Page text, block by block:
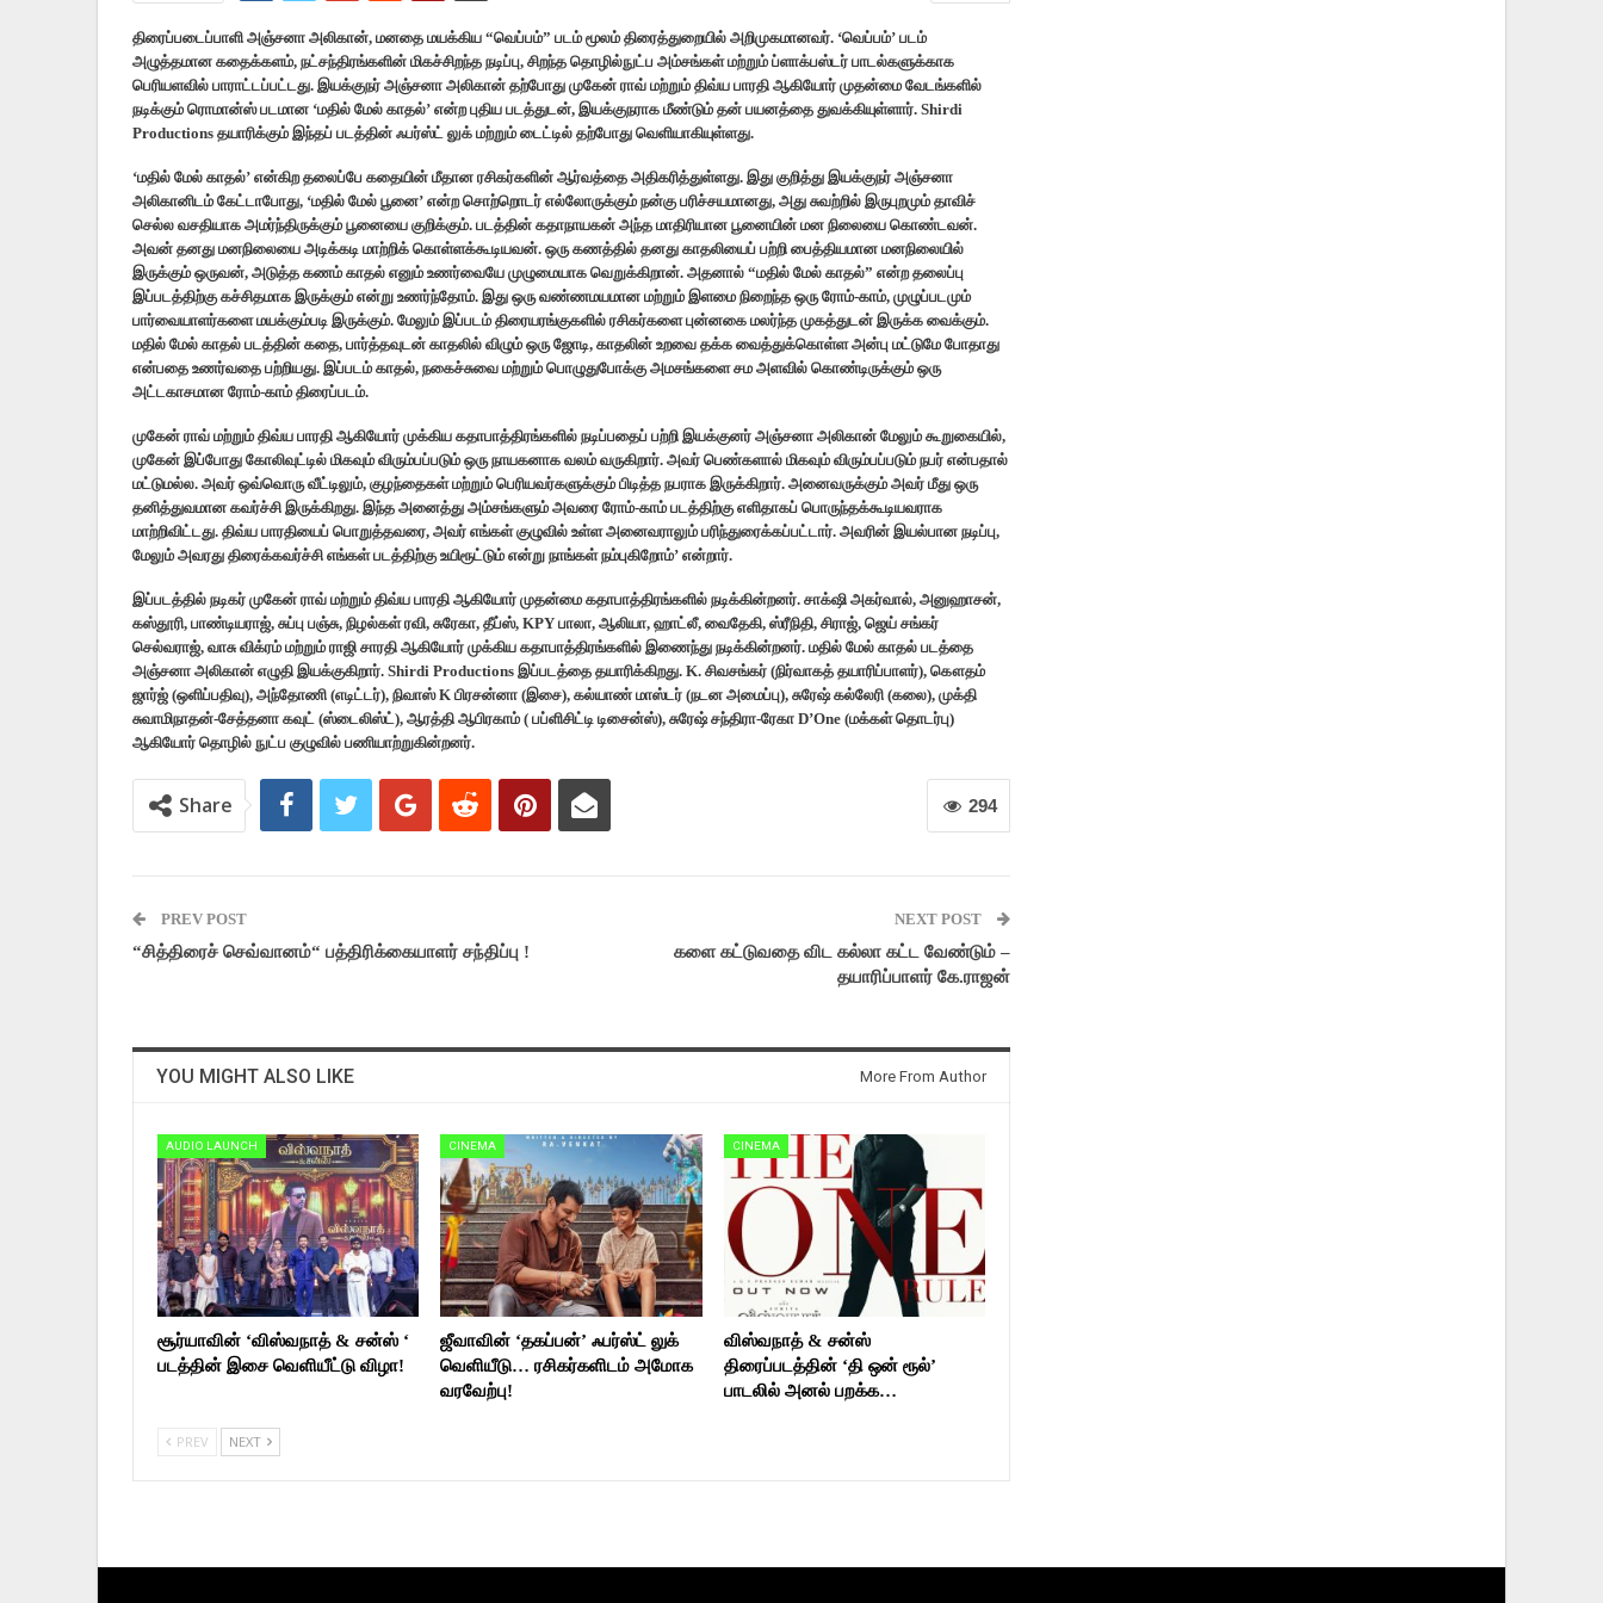
திரைப்படைப்பாளி அஞ்சனா அலிகான், மனதை மயக்கிய “வெப்பம்” படம் மூலம் திரைத்துறையில் அறிமுகமானவர். ‘வெப்பம்’ படம்
அழுத்தமான கதைக்களம், நட்சந்திரங்களின் மிகச்சிறந்த நடிப்பு, சிறந்த தொழில்நுட்ப அம்சங்கள் மற்றும் ப்ளாக்பஸ்டர் பாடல்களுக்காக
பெரியளவில் பாராட்டப்பட்டது. இயக்குநர் அஞ்சனா அலிகான் தற்போது முகேன் ராவ் மற்றும் திவ்ய பாரதி ஆகியோர் முதன்மை வேடங்களில்
நடிக்கும் ரொமான்ஸ் படமான ‘மதில் மேல் காதல்’ என்ற புதிய படத்துடன், இயக்குநராக மீண்டும் தன் பயனத்தை துவக்கியுள்ளார். Shirdi
Productions தயாரிக்கும் இந்தப் படத்தின் ஃபர்ஸ்ட் லுக் மற்றும் டைட்டில் தற்போது வெளியாகியுள்ளது.
‘மதில் மேல் காதல்’ என்கிற தலைப்பே கதையின் மீதான ரசிகர்களின் ஆர்வத்தை அதிகரித்துள்ளது. இது குறித்து இயக்குநர் அஞ்சனா
அலிகானிடம் கேட்டாபோது, ‘மதில் மேல் பூனை’ என்ற சொற்றொடர் எல்லோருக்கும் நன்கு பரிச்சயமானது, அது சுவற்றில் இருபுறமும் தாவிச்
செல்ல வசதியாக அமர்ந்திருக்கும் பூனையை குறிக்கும். படத்தின் கதாநாயகன் அந்த மாதிரியான பூனையின் மன நிலையை கொண்டவன்.
அவன் தனது மனநிலையை அடிக்கடி மாற்றிக் கொள்ளக்கூடியவன். ஒரு கணத்தில் தனது காதலியைப் பற்றி பைத்தியமான மனநிலையில்
இருக்கும் ஒருவன், அடுத்த கணம் காதல் எனும் உணர்வையே முழுமையாக வெறுக்கிறான். அதனால் “மதில் மேல் காதல்” என்ற தலைப்பு
இப்படத்திற்கு கச்சிதமாக இருக்கும் என்று உணர்ந்தோம். இது ஒரு வண்ணமயமான மற்றும் இளமை நிறைந்த ஒரு ரோம்-காம், முழுப்படமும்
பார்வையாளர்களை மயக்கும்படி இருக்கும். மேலும் இப்படம் திரையரங்குகளில் ரசிகர்களை புன்னகை மலர்ந்த முகத்துடன் இருக்க வைக்கும்.
மதில் மேல் காதல் படத்தின் கதை, பார்த்தவுடன் காதலில் விழும் ஒரு ஜோடி, காதலின் உறவை தக்க வைத்துக்கொள்ள அன்பு மட்டுமே போதாது
என்பதை உணர்வதை பற்றியது. இப்படம் காதல், நகைச்சுவை மற்றும் பொழுதுபோக்கு அமசங்களை சம அளவில் கொண்டிருக்கும் ஒரு
அட்டகாசமான ரோம்-காம் திரைப்படம்.
முகேன் ராவ் மற்றும் திவ்ய பாரதி ஆகியோர் முக்கிய கதாபாத்திரங்களில் நடிப்பதைப் பற்றி இயக்குனர் அஞ்சனா அலிகான் மேலும் கூறுகையில்,
முகேன் இப்போது கோலிவுட்டில் மிகவும் விரும்பப்படும் ஒரு நாயகனாக வலம் வருகிறார். அவர் பெண்களால் மிகவும் விரும்பப்படும் நபர் என்பதால்
மட்டுமல்ல. அவர் ஒவ்வொரு வீட்டிலும், குழந்தைகள் மற்றும் பெரியவர்களுக்கும் பிடித்த நபராக இருக்கிறார். அனைவருக்கும் அவர் மீது ஒரு
தனித்துவமான கவர்ச்சி இருக்கிறது. இந்த அனைத்து அம்சங்களும் அவரை ரோம்-காம் படத்திற்கு எளிதாகப் பொருந்தக்கூடியவராக
மாற்றிவிட்டது. திவ்ய பாரதியைப் பொறுத்தவரை, அவர் எங்கள் குழுவில் உள்ள அனைவராலும் பரிந்துரைக்கப்பட்டார். அவரின் இயல்பான நடிப்பு,
மேலும் அவரது திரைக்கவர்ச்சி எங்கள் படத்திற்கு உயிரூட்டும் என்று நாங்கள் நம்புகிறோம்’ என்றார்.
இப்படத்தில் நடிகர் முகேன் ராவ் மற்றும் திவ்ய பாரதி ஆகியோர் முதன்மை கதாபாத்திரங்களில் நடிக்கின்றனர். சாக்‌ஷி அகர்வால், அனுஹாசன்,
கஸ்தூரி, பாண்டியராஜ், சுப்பு பஞ்சு, நிழல்கள் ரவி, சுரேகா, தீப்ஸ், KPY பாலா, ஆலியா, ஹாட்லீ, வைதேகி, ஸ்ரீநிதி, சிராஜ், ஜெய் சங்கர்
செல்வராஜ், வாசு விக்ரம் மற்றும் ராஜி சாரதி ஆகியோர் முக்கிய கதாபாத்திரங்களில் இணைந்து நடிக்கின்றனர். மதில் மேல் காதல் படத்தை
அஞ்சனா அலிகான் எழுதி இயக்குகிறார். Shirdi Productions இப்படத்தை தயாரிக்கிறது. K. சிவசங்கர் (நிர்வாகத் தயாரிப்பாளர்), கௌதம்
ஜார்ஜ் (ஒளிப்பதிவு), அந்தோணி (எடிட்டர்), நிவாஸ் K பிரசன்னா (இசை), கல்யாண் மாஸ்டர் (நடன அமைப்பு), சுரேஷ் கல்லேரி (கலை), முக்தி
சுவாமிநாதன்-சேத்தனா கவுட் (ஸ்டைலிஸ்ட்), ஆரத்தி ஆபிரகாம் ( பப்ளிசிட்டி டிசைன்ஸ்), சுரேஷ் சந்திரா-ரேகா D’One (மக்கள் தொடர்பு)
ஆகியோர் தொழில் நுட்ப குழுவில் பணியாற்றுகின்றனர்.
294
Share
PREV POST
“சித்திரைச் செவ்வானம்“ பத்திரிக்கையாளர் சந்திப்பு !
NEXT POST
களை கட்டுவதை விட கல்லா கட்ட வேண்டும் –
தயாரிப்பாளர் கே.ராஜன்
YOU MIGHT ALSO LIKE More From Author
AUDIO LAUNCH
சூர்யாவின் ‘விஸ்வநாத் & சன்ஸ் ‘
படத்தின் இசை வெளியீட்டு விழா!
CINEMA
ஜீவாவின் ‘தகப்பன்’ ஃபர்ஸ்ட் லுக்
வெளியீடு… ரசிகர்களிடம் அமோக
வரவேற்பு!
CINEMA
விஸ்வநாத் & சன்ஸ்
திரைப்படத்தின் ‘தி ஒன் ரூல்’
பாடலில் அனல் பறக்க…
PREV NEXT